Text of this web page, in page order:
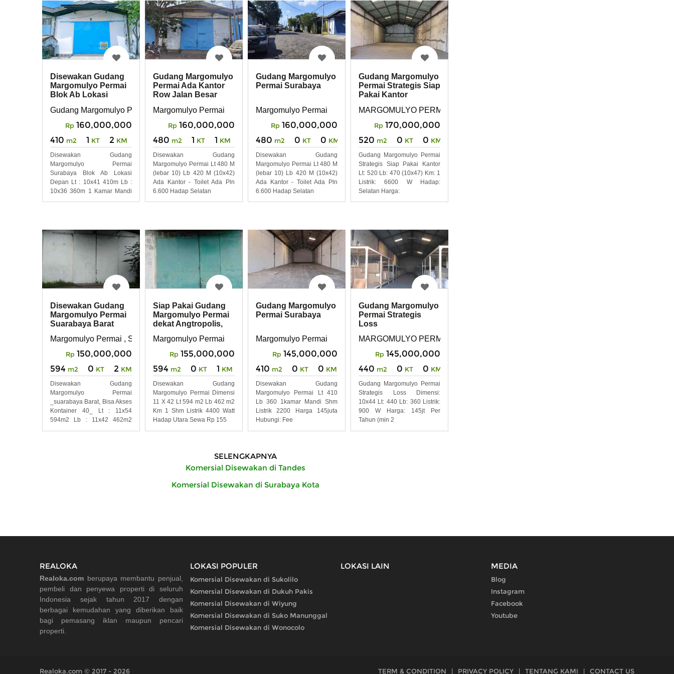
Disewakan Gudang
Margomulyo Permai
Blok Ab Lokasi
Barat
Gudang Margomulyo Permai , Surabaya Barat
Rp 160,000,000
410 m2 1 KT 2 KM
Disewakan Gudang
Margomulyo Permai
Surabaya Blok Ab Lokasi
Depan Lt : 10x41 410m Lb :
10x36 360m 1 Kamar Mandi
Gudang Margomulyo
Permai Ada Kantor
Row Jalan Besar
Margomulyo Permai
Rp 160,000,000
480 m2 1 KT 1 KM
Disewakan Gudang
Margomulyo Permai Lt 480 M
(lebar 10) Lb 420 M (10x42)
Ada Kantor - Toilet Ada Pln
6.600 Hadap Selatan
Gudang Margomulyo
Permai Surabaya
Margomulyo Permai
Rp 160,000,000
480 m2 0 KT 0 KM
Disewakan Gudang
Margomulyo Permai Lt 480 M
(lebar 10) Lb 420 M (10x42)
Ada Kantor - Toilet Ada Pln
6.600 Hadap Selatan
Gudang Margomulyo
Permai Strategis Siap
Pakai Kantor
MARGOMULYO PERMAI
Rp 170,000,000
520 m2 0 KT 0 KM
Gudang Margomulyo Permai
Strategis Siap Pakai Kantor
Lt: 520 Lb: 470 (10x47) Km: 1
Listrik: 6600 W Hadap:
Selatan Harga:
Disewakan Gudang
Margomulyo Permai
Suarabaya Barat
Margomulyo Permai , Surabaya Barat
Rp 150,000,000
594 m2 0 KT 2 KM
Disewakan Gudang
Margomulyo Permai
_suarabaya Barat, Bisa Akses
Kontainer 40_ Lt : 11x54
594m2 Lb : 11x42 462m2
Siap Pakai Gudang
Margomulyo Permai
dekat Angtropolis,
Margomulyo Permai
Rp 155,000,000
594 m2 0 KT 1 KM
Disewakan Gudang
Margomulyo Permai Dimensi
11 X 42 Lt 594 m2 Lb 462 m2
Km 1 Shm Listrik 4400 Watt
Hadap Utara Sewa Rp 155
Gudang Margomulyo
Permai Surabaya
Margomulyo Permai
Rp 145,000,000
410 m2 0 KT 0 KM
Disewakan Gudang
Margomulyo Permai Lt 410
Lb 360 1kamar Mandi Shm
Listrik 2200 Harga 145juta
Hubungi: Fee
Gudang Margomulyo
Permai Strategis
Loss
MARGOMULYO PERMAI
Rp 145,000,000
440 m2 0 KT 0 KM
Gudang Margomulyo Permai
Strategis Loss Dimensi:
10x44 Lt: 440 Lb: 360 Listrik:
900 W Harga: 145jt Per
Tahun (min 2
SELENGKAPNYA
Komersial Disewakan di Tandes
Komersial Disewakan di Surabaya Kota
REALOKA
Realoka.com berupaya membantu penjual,
pembeli dan penyewa properti di seluruh
Indonesia sejak tahun 2017 dengan
berbagai kemudahan yang diberikan baik
bagi pemasang iklan maupun pencari
properti.
LOKASI POPULER
Komersial Disewakan di Sukolilo
Komersial Disewakan di Dukuh Pakis
Komersial Disewakan di Wiyung
Komersial Disewakan di Suko Manunggal
Komersial Disewakan di Wonocolo
LOKASI LAIN MEDIA
Blog
Instagram
Facebook
Youtube
Realoka.com © 2017 - 2026 TERM & CONDITION | PRIVACY POLICY | TENTANG KAMI | CONTACT US